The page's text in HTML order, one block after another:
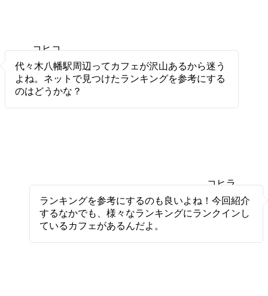
コヒコ
代々木八幡駅周辺ってカフェが沢山あるから迷う
よね。ネットで見つけたランキングを参考にする
のはどうかな？
コヒラ
ランキングを参考にするのも良いよね！今回紹介
するなかでも、様々なランキングにランクインし
ているカフェがあるんだよ。